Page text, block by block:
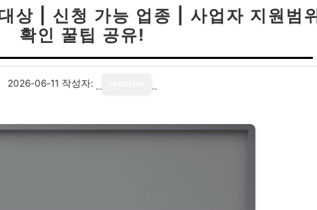
상 | 신청 가능 업종 | 사업자 지원범위
확인 꿀팁 공유!
2026-06-11 작성자: